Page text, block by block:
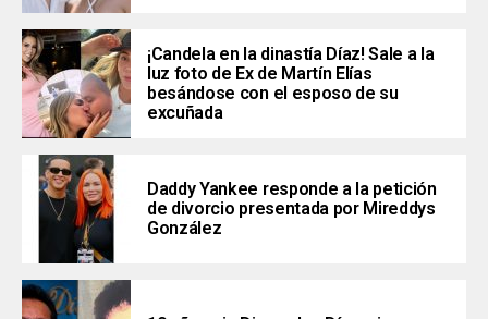
¡Candela en la dinastía Díaz! Sale a la
luz foto de Ex de Martín Elías
besándose con el esposo de su
excuñada
Daddy Yankee responde a la petición
de divorcio presentada por Mireddys
González